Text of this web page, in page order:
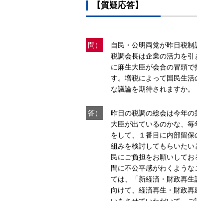
【質疑応答】
問）
自民・公明両党が昨日税
税調会長は企業の活力を
に麻生大臣が会合の冒頭
す。増税によって国民生
な議論を期待されますか。
答）
昨日の税調の総会は今年
大臣が出ているのかな、
をして、１番目に内部留
組みを検討してもらいた
民にご負担をお願いして
間に不公平感がわくよう
ては、「新経済・財政再
向けて、経済再生・財政